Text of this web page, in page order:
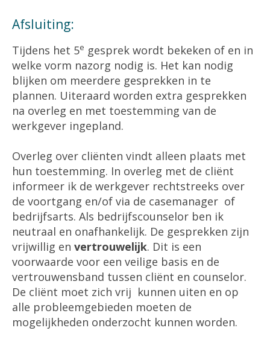
Afsluiting:
Tijdens het 5e gesprek wordt bekeken of en in
welke vorm nazorg nodig is. Het kan nodig
blijken om meerdere gesprekken in te
plannen. Uiteraard worden extra gesprekken
na overleg en met toestemming van de
werkgever ingepland.
Overleg over cliënten vindt alleen plaats met
hun toestemming. In overleg met de cliënt
informeer ik de werkgever rechtstreeks over
de voortgang en/of via de casemanager of
bedrijfsarts. Als bedrijfscounselor ben ik
neutraal en onafhankelijk. De gesprekken zijn
vrijwillig en vertrouwelijk. Dit is een
voorwaarde voor een veilige basis en de
vertrouwensband tussen cliënt en counselor.
De cliënt moet zich vrij kunnen uiten en op
alle probleemgebieden moeten de
mogelijkheden onderzocht kunnen worden.